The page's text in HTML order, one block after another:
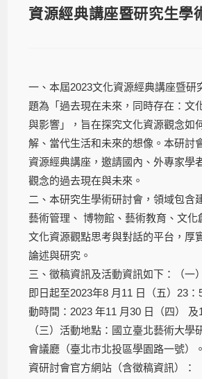
資源經典講座暨研究生學
一、本屆2023文化資源經典講座暨研
題為「過去現在未來，同時存在：文
與影響」，旨在探究文化資源觀念如
解、當代生活和未來的想像。本研討
資源經典講座，邀請國內、外專家學
觀念的過去現在與未來。
二、本研究生學術研討會，領域包含
藝術管理、 博物館、藝術教育、文化
文化資源觀點思考與對話的平台，厚
論述與研究。
三、徵稿資訊及活動資訊如下：（一
即日起至2023年8 月11 日（五）23
動時間：2023 年11 月30 日（四） 及
（三）活動地點：國立臺北藝術大學
會議廳（臺北市北投區學園路一號）
資研討會官方網站（含徵稿資訊）：